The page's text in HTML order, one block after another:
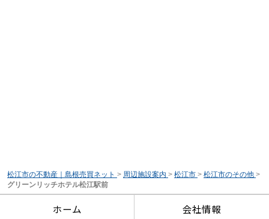
松江市の不動産｜島根売買ネット > 周辺施設案内 > 松江市 > 松江市のその他 >
グリーンリッチホテル松江駅前
ホーム 会社情報